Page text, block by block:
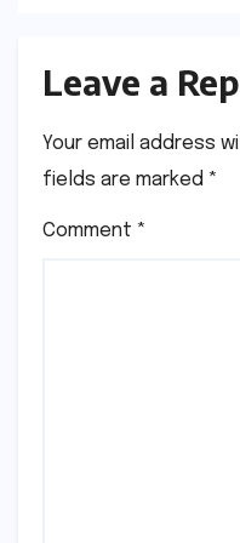
Leave a
Your email address
fields are marked *
Comment *